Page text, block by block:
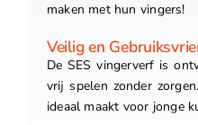
maken met hun vingers!
Veilig en
De SES vingerverf is
vrij spelen zonder
ideaal maakt voor jonge